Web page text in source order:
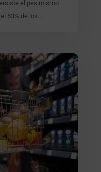
el pesimismo
63% de los...